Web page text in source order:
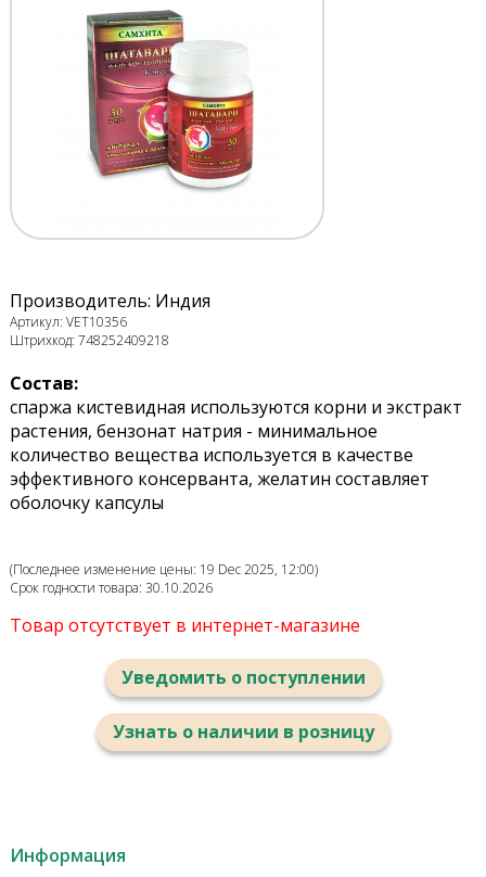
Производитель: Индия
Артикул: VET10356
Штрихкод: 748252409218
Состав:
спаржа кистевидная используются корни и экстракт
растения, бензонат натрия - минимальное
количество вещества используется в качестве
эффективного консерванта, желатин составляет
оболочку капсулы
(Последнее изменение цены: 19 Dec 2025, 12:00)
Срок годности товара: 30.10.2026
Товар отсутствует в интернет-магазине
Уведомить о поступлении
Узнать о наличии в розницу
Информация